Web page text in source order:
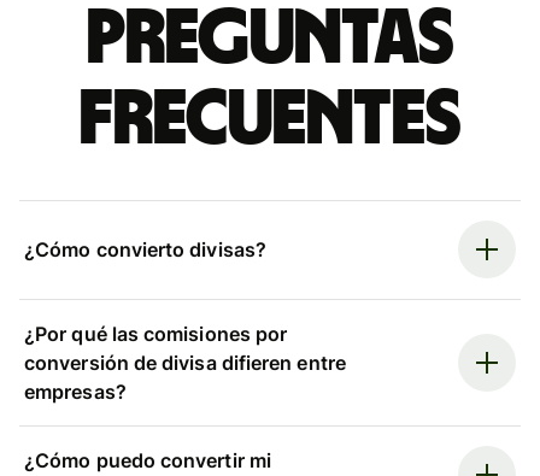
Preguntas
frecuentes
¿Cómo convierto divisas?
¿Por qué las comisiones por
conversión de divisa difieren entre
empresas?
¿Cómo puedo convertir mi